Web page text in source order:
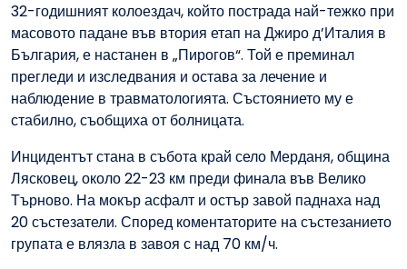
32-годишният колоездач, който пострада най-тежко при
масовото падане във втория етап на Джиро д’Италия в
България, е настанен в „Пирогов“. Той е преминал
прегледи и изследвания и остава за лечение и
наблюдение в травматологията. Състоянието му е
стабилно, съобщиха от болницата.
Инцидентът стана в събота край село Мерданя, община
Лясковец, около 22-23 км преди финала във Велико
Търново. На мокър асфалт и остър завой паднаха над
20 състезатели. Според коментаторите на състезанието
групата е влязла в завоя с над 70 км/ч.